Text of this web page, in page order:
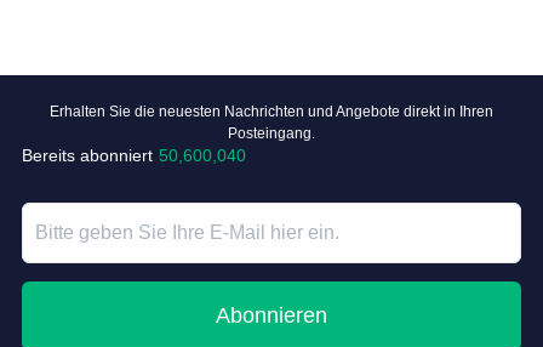
Erhalten Sie die neuesten Nachrichten und Angebote direkt in Ihren
Posteingang.
Bereits abonniert 50,600,040
Abonnieren